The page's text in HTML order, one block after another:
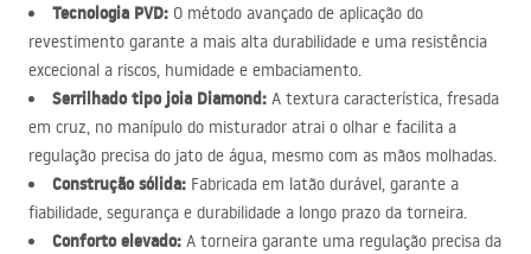
Tecnologia PVD: O método avançado de aplicação do
revestimento garante a mais alta durabilidade e uma resistência
excecional a riscos, humidade e embaciamento.
Serrilhado tipo joia Diamond: A textura característica, fresada
em cruz, no manípulo do misturador atrai o olhar e facilita a
regulação precisa do jato de água, mesmo com as mãos molhadas.
Construção sólida: Fabricada em latão durável, garante a
fiabilidade, segurança e durabilidade a longo prazo da torneira.
Conforto elevado: A torneira garante uma regulação precisa da